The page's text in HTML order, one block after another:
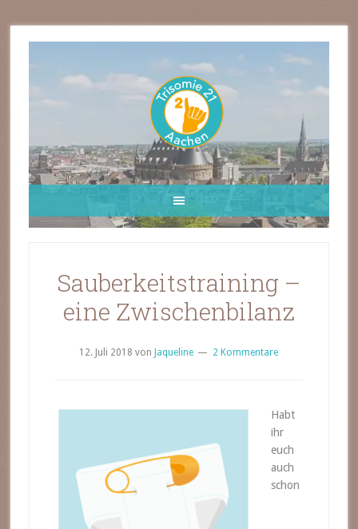
Sauberkeitstraining –
eine Zwischenbilanz
12. Juli 2018 von Jaqueline 2 Kommentare
Habt
ihr
euch
auch
schon